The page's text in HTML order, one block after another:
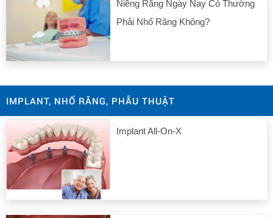
Niềng Răng Ngày Nay Có Thường
Phải Nhổ Răng Không?
IMPLANT, NHỔ RĂNG, PHẪU THUẬT
Implant All-On-X